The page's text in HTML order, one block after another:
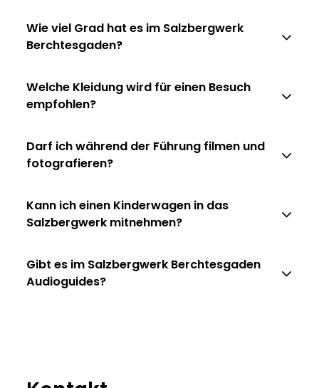
Wie viel Grad hat es im Salzbergwerk
Berchtesgaden?
Welche Kleidung wird für einen Besuch
empfohlen?
Darf ich während der Führung filmen und
fotografieren?
Kann ich einen Kinderwagen in das
Salzbergwerk mitnehmen?
Gibt es im Salzbergwerk Berchtesgaden
Audioguides?